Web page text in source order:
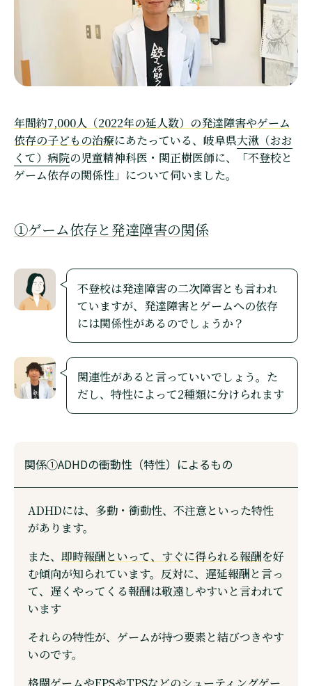
年間約7,000人（2022年の延人数）の発達障害やゲーム
依存の子どもの治療にあたっている、岐阜県大湫（おお
くて）病院の児童精神科医・関正樹医師に、「不登校と
ゲーム依存の関係性」について伺いました。
①ゲーム依存と発達障害の関係
不登校は発達障害の二次障害とも言われ
ていますが、発達障害とゲームへの依存
には関係性があるのでしょうか？
関連性があると言っていいでしょう。た
だし、特性によって2種類に分けられます
関係①ADHDの衝動性（特性）によるもの
ADHDには、多動・衝動性、不注意といった特性
があります。
また、 即時報酬といって、すぐに得られる報酬を好
む傾向が知られています。反対に、遅延報酬と言っ
て、遅くやってくる報酬は敬遠しやすいと言われて
います
それらの特性が、ゲームが持つ要素と結びつきやす
いのです。
格闘ゲームやFPSやTPSなどのシューティングゲー